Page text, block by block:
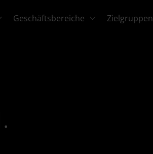
Geschäftsbereiche Zielgruppen